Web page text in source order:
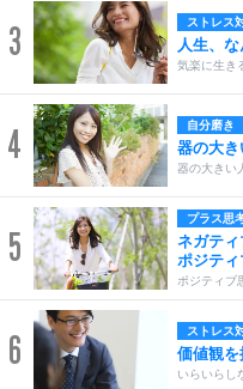
3 ストレス
人生、な
気楽に生き
4 自分磨き
器の大き
器の大きい
5
プラス思
ネガティ
ポジティ
ポジティブ
6 ストレス
価値観を
いらいらし